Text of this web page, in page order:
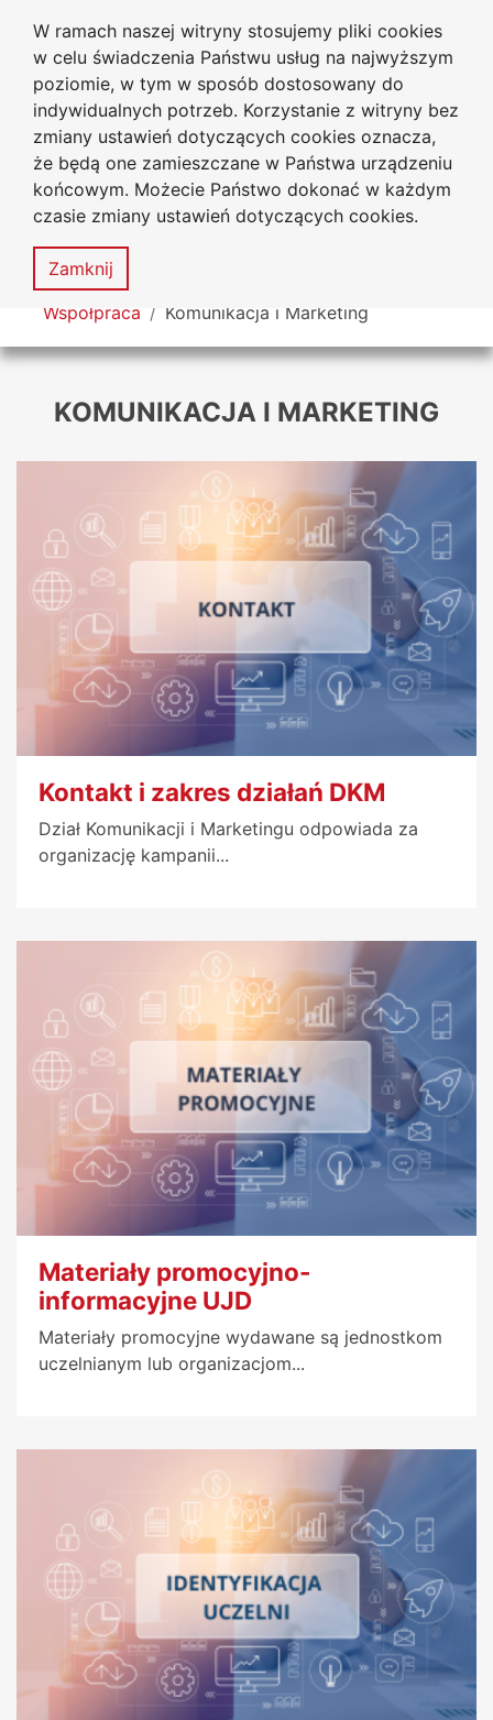
W ramach naszej witryny stosujemy pliki cookies
w celu świadczenia Państwu usług na najwyższym
poziomie, w tym w sposób dostosowany do
indywidualnych potrzeb. Korzystanie z witryny bez
zmiany ustawień dotyczących cookies oznacza,
że będą one zamieszczane w Państwa urządzeniu
końcowym. Możecie Państwo dokonać w każdym
czasie zmiany ustawień dotyczących cookies.
Zamknij
Przejdź do głównego menu
Przejdź do treści
Przejdź do wyszukiwarki
Przejdź do mapy serwisu
Uniwersytet
Jana Długosza w Częstochowie
Mapa
serwisu
MENU
Tutaj jesteś
Współpraca Komunikacja i Marketing
KOMUNIKACJA I MARKETING
Kontakt i zakres działań DKM
Dział Komunikacji i Marketingu odpowiada za
organizację kampanii...
Materiały promocyjno-
informacyjne UJD
Materiały promocyjne wydawane są jednostkom
uczelnianym lub organizacjom...